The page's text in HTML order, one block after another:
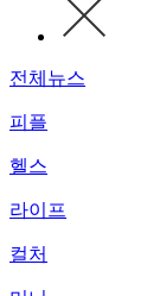
전체뉴스
피플
헬스
라이프
컬처